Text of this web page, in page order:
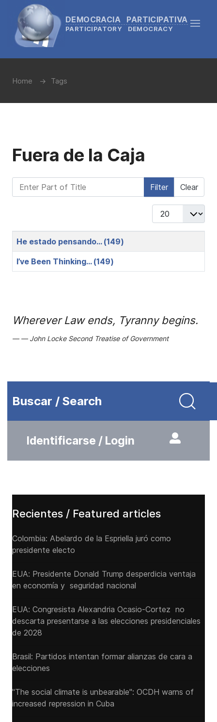
DEMOCRACIA PARTICIPATIVA
PARTICIPATORY DEMOCRACY
Home Tags
Fuera de la Caja
Enter Part of Title Filter Clear
Display #
Title
He estado pensando… (149)
I’ve Been Thinking… (149)
Wherever Law ends, Tyranny begins.
John Locke Second Treatise of Government
Buscar / Search
Identificarse / Login
Recientes / Featured articles
Colombia: Abelardo de la Espriella juró como
presidente electo
EUA: Presidente Donald Trump desperdicia ventaja
en economía y seguridad nacional
EUA: Congresista Alexandria Ocasio-Cortez no
descarta presentarse a las elecciones presidenciales
de 2028
Brasil: Partidos intentan formar alianzas de cara a
elecciones
"The social climate is unbearable": OCDH warns of
increased repression in Cuba